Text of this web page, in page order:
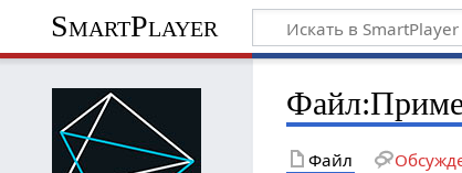
SmartPlayer
Файл:
Файл